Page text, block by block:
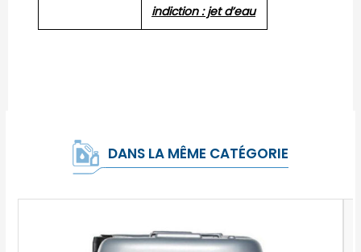
indiction : jet d’eau
DANS LA MÊME CATÉGORIE